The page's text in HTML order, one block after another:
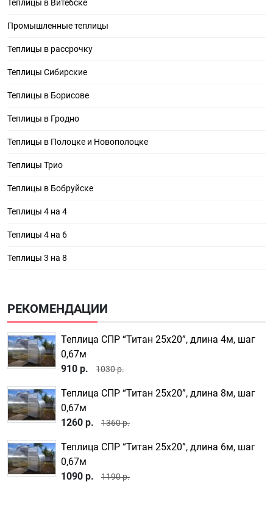
Теплицы в Витебске
Промышленные теплицы
Теплицы в рассрочку
Теплицы Сибирские
Теплицы в Борисове
Теплицы в Гродно
Теплицы в Полоцке и Новополоцке
Теплицы Трио
Теплицы в Бобруйске
Теплицы 4 на 4
Теплицы 4 на 6
Теплицы 3 на 8
РЕКОМЕНДАЦИИ
Теплица СПР “Титан 25х20”, длина 4м, шаг
0,67м
910 р.
1030 р.
Теплица СПР “Титан 25х20”, длина 8м, шаг
0,67м
1260 р.
1360 р.
Теплица СПР “Титан 25х20”, длина 6м, шаг
0,67м
1090 р.
1190 р.